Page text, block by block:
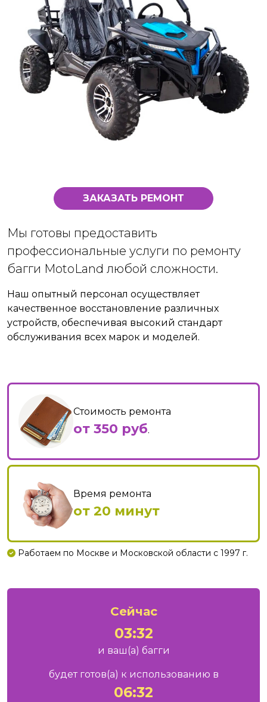
ЗАКАЗАТЬ РЕМОНТ
Мы готовы предоставить
профессиональные услуги по ремонту
багги MotoLand любой сложности.
Наш опытный персонал осуществляет
качественное восстановление различных
устройств, обеспечивая высокий стандарт
обслуживания всех марок и моделей.
Стоимость ремонта
от 350 руб.
Время ремонта
от 20 минут
Работаем по Москве и Московской области с 1997 г.
Сейчас
03:32
и ваш(а) багги
будет готов(а) к использованию в
06:32